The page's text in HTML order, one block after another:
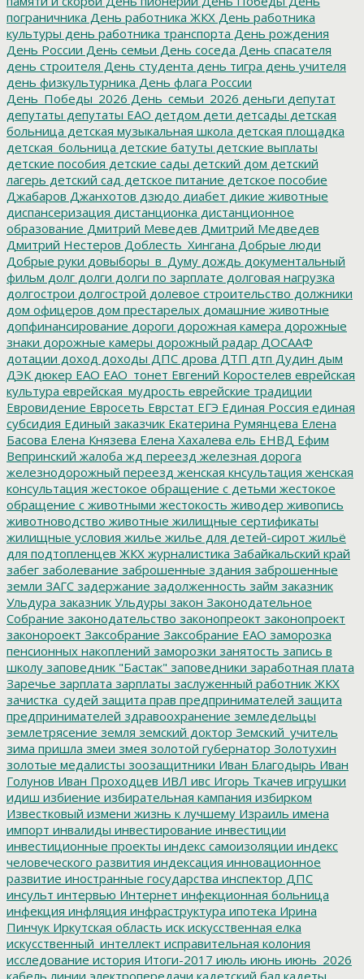
пограничника День работника ЖКХ День работника
культуры день работника транспорта День рождения
День России День семьи День соседа День спасателя
день строителя День студента день тигра день учителя
день физкультурника День флага России
День_Победы_2026 День_семьи_2026 деньги депутат
депутаты депутаты ЕАО детдом дети детсады детская
больница детская музыкальная школа детская площадка
детская_больница детские батуты детские выплаты
детские пособия детские сады детский дом детский
лагерь детский сад детское питание детское пособие
Джабаров Джанхотов дзюдо диабет дикие животные
диспансеризация дистанционка дистанционное
образование Дмитрий Меведев Дмитрий Медведев
Дмитрий Нестеров Доблесть_Хингана Добрые люди
Добрые руки довыборы_в_Думу дождь документальный
фильм долг долги долги по зарплате долговая нагрузка
долгострои долгострой долевое строительство должники
дом офицеров дом престарелых домашние животные
допфинансирование дороги дорожная камера дорожные
знаки дорожные камеры дорожный радар ДОСААФ
дотации доход доходы ДПС дрова ДТП дтп Дудин дым
ДЭК дюкер ЕАО ЕАО_тонет Евгений Коростелев еврейская
культура еврейская_мудрость еврейские традиции
Евровидение Евросеть Еврстат ЕГЭ Единая Россия единая
субсидия Единый заказчик Екатерина Румянцева Елена
Басова Елена Князева Елена Хахалева ель ЕНВД Ефим
Вепринский жалоба жд переезд железная дорога
железнодорожный переезд женская кнсультация женская
консультация жестокое обращение с детьми жестокое
обращение с животными жестокость живодер живопись
животноводство животные жилищные сертификаты
жилищные условия жилье жилье для детей-сирот жильё
для подтопленцев ЖКХ журналистика Забайкальский край
забег заболевание заброшенные здания заброшенные
земли ЗАГС задержание задолженность займ заказник
Ульдура заказник Ульдуры закон Законодательное
Собрание законодательство законопреокт законопроект
законороект Заксобрание Заксобрание ЕАО заморозка
пенсионных накоплений заморозки занятость запись в
школу заповедник "Бастак" заповедники заработная плата
Заречье зарплата зарплаты заслуженный работник ЖКХ
зачистка_судей защита прав предпринимателей защита
предпринимателей здравоохранение земледельцы
землетрясение земля земский доктор Земский_учитель
зима пришла змеи змея золотой губернатор Золотухин
золотые медалисты зоозащитники Иван Благодырь Иван
Голунов Иван Проходцев ИВЛ ивс Игорь Ткачев игрушки
идиш избиение избирательная кампания избирком
Известковый измени жизнь к лучшему Израиль имена
импорт инвалиды инвестирование инвестиции
инвестиционные проекты индекс самоизоляции индекс
человеческого развития индексация инновационное
развитие иностранные государства инспектор ДПС
инсульт интервью Интернет инфекционная больница
инфекция инфляция инфраструктура ипотека Ирина
Пинчук Иркутская область иск искусственная елка
искусственный_интеллект исправительная колония
исследование история Итоги-2017 июль июнь июнь_2026
кабель линии электропередачи кадетский бал кадеты